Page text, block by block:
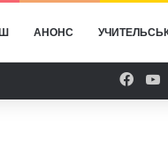
АНОНС